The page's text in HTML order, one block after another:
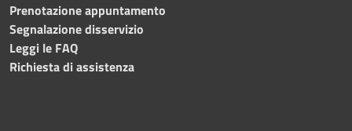
Prenotazione appuntamento
Segnalazione disservizio
Leggi le FAQ
Richiesta di assistenza